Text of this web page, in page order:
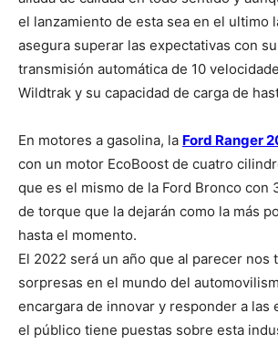
el lanzamiento de esta sea en el ultimo
asegura superar las expectativas con
transmisión automática de 10
Wildtrak y su capacidad de carga de
En motores a gasolina, la Ford Ranger
con un motor EcoBoost de cuatro
que es el mismo de la Ford Bronco con
de torque que la dejarán como la más
hasta el momento.
El 2022 será un año que al parecer nos
sorpresas en el mundo del
encargara de innovar y responder a las
el público tiene puestas sobre esta